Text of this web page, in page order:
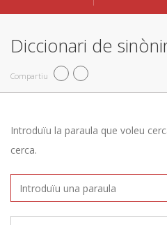
Diccionari de
Compartiu
Introduïu la paraula que voleu
cerca.